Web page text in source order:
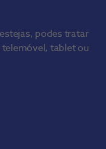
podes tratar
tablet ou